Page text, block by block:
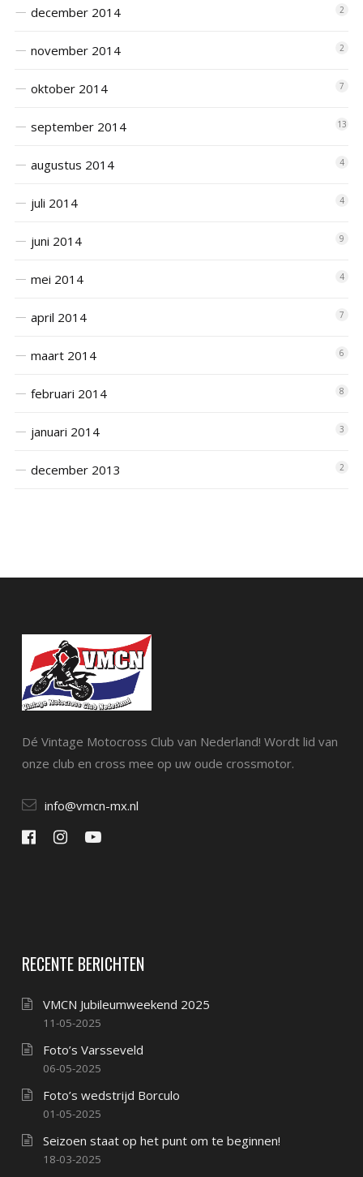
december 2014 2
november 2014 2
oktober 2014 7
september 2014 13
augustus 2014 4
juli 2014 4
juni 2014 9
mei 2014 4
april 2014 7
maart 2014 6
februari 2014 8
januari 2014 3
december 2013 2
Dé Vintage Motocross Club van Nederland! Wordt lid van
onze club en cross mee op uw oude crossmotor.
info@vmcn-mx.nl
RECENTE BERICHTEN
VMCN Jubileumweekend 2025
11-05-2025
Foto’s Varsseveld
06-05-2025
Foto’s wedstrijd Borculo
01-05-2025
Seizoen staat op het punt om te beginnen!
18-03-2025